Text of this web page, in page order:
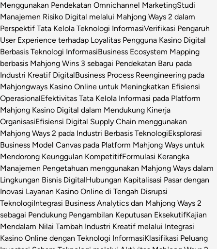
Menggunakan Pendekatan Omnichannel MarketingStudi
Manajemen Risiko Digital melalui Mahjong Ways 2 dalam
Perspektif Tata Kelola Teknologi InformasiVerifikasi Pengaruh
User Experience terhadap Loyalitas Pengguna Kasino Digital
Berbasis Teknologi InformasiBusiness Ecosystem Mapping
berbasis Mahjong Wins 3 sebagai Pendekatan Baru pada
Industri Kreatif DigitalBusiness Process Reengineering pada
Mahjongways Kasino Online untuk Meningkatkan Efisiensi
OperasionalEfektivitas Tata Kelola Informasi pada Platform
Mahjong Kasino Digital dalam Mendukung Kinerja
OrganisasiEfisiensi Digital Supply Chain menggunakan
Mahjong Ways 2 pada Industri Berbasis TeknologiEksplorasi
Business Model Canvas pada Platform Mahjong Ways untuk
Mendorong Keunggulan KompetitifFormulasi Kerangka
Manajemen Pengetahuan menggunakan Mahjong Ways dalam
Lingkungan Bisnis DigitalHubungan Kapitalisasi Pasar dengan
Inovasi Layanan Kasino Online di Tengah Disrupsi
TeknologiIntegrasi Business Analytics dan Mahjong Ways 2
sebagai Pendukung Pengambilan Keputusan EksekutifKajian
Mendalam Nilai Tambah Industri Kreatif melalui Integrasi
Kasino Online dengan Teknologi InformasiKlasifikasi Peluang